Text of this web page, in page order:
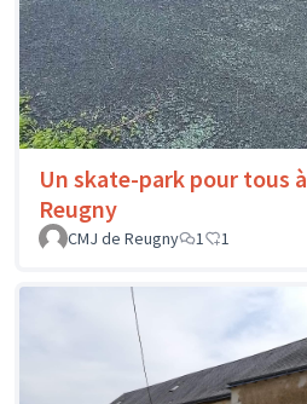
Un skate-park pour tous à
Reugny
CMJ de Reugny
1 1